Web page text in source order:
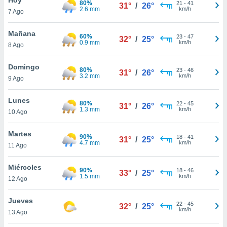
y
en
más
de
7 Ago
80%
2.6 mm
31° / 26° 21 - 41
km/h
Mañana
8 Ago
60%
0.9 mm
32° / 25° 23- 47
km/h
Domingo
9 Ago
80%
3.2 mm
31° / 26° 23- 46
km/h
Lunes
10 Ago
80%
1.3 mm
31° / 26° 22- 45
km/h
Martes
11 Ago
90%
4.7 mm
31° / 25° 18- 41
km/h
Miércoles
12 Ago
90%
1.5 mm
33° / 25° 18- 46
km/h
Jueves
13 Ago
32° / 25° 22- 45
km/h